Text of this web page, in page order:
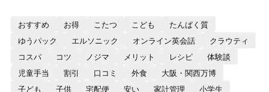
おすすめ お得 こたつ こども
たんぱく質
ゆうパック
エルソニック オンライン英会話
クラウティ
コスパ
コツ ノジマ メリット レシピ
体験談
児童手当
割引 口コミ 外食
大阪・関西万博
子ども
子供 宅配便 安い 家計管理 小学生